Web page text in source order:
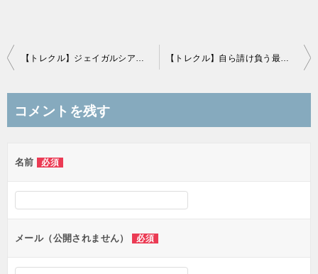
投
ビ
ー
シ
ン
【トレクル】ジェイガルシア・サターン聖 呼び寄せる最高権力者 【トレクル】自ら請け負う最後の仕事 ステューシー
コメントを残す
名前 必須
メール（公開されません） 必須